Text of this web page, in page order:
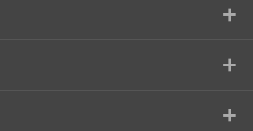
+
+
+